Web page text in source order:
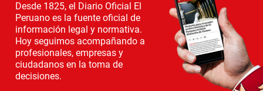
Desde 1825, el Diario Oficial El
Peruano es la fuente oficial de
información legal y normativa.
Hoy seguimos acompañando a
profesionales, empresas y
ciudadanos en la toma de
decisiones.